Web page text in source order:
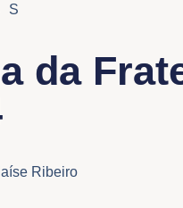
da
Ribeiro